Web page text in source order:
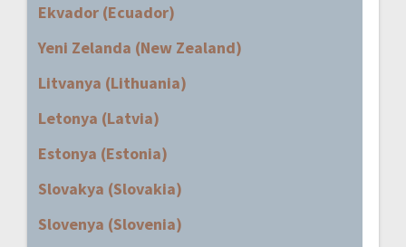
Ekvador (Ecuador)
Yeni Zelanda (New Zealand)
Litvanya (Lithuania)
Letonya (Latvia)
Estonya (Estonia)
Slovakya (Slovakia)
Slovenya (Slovenia)